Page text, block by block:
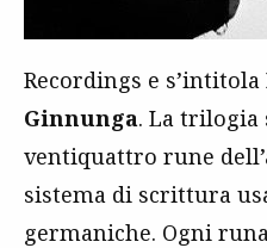
Recordings e s’intitola
Ginnunga. La trilogia
ventiquattro rune
sistema di scrittura
germaniche. Ogni